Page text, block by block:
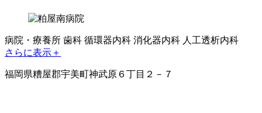
病院・療養所 歯科 循環器内科 消化器内科 人工透析内科
さらに表示＋
福岡県糟屋郡宇美町神武原６丁目２－７